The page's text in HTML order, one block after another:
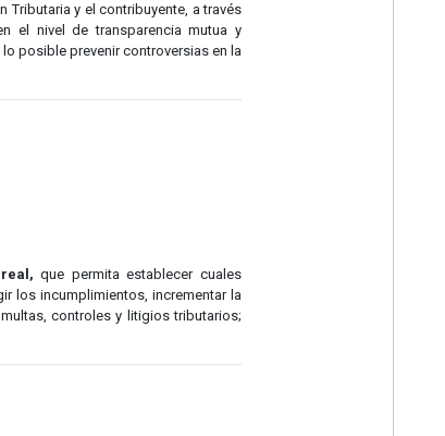
y el contribuyente, a través
el nivel de transparencia mutua y
posible prevenir controversias en la
que permita establecer cuales
los incumplimientos, incrementar la
controles y litigios tributarios;